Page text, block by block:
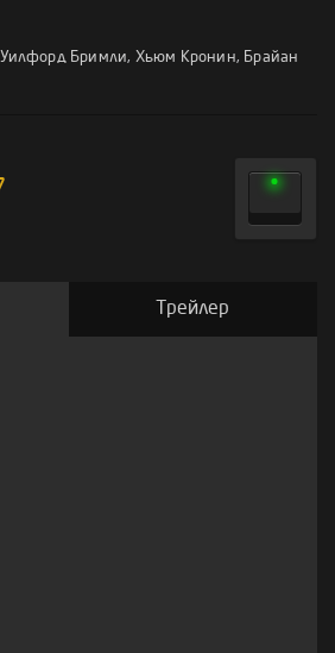
Уилфорд Бримли, Хьюм Кронин, Брайан
Трейлер